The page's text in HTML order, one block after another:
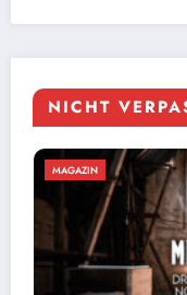
NICHT